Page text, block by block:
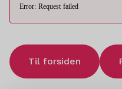
Error: Request failed
Til forsiden